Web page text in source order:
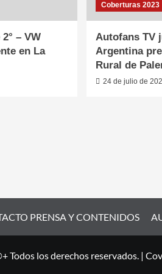
– VW
en La
Coberturas 2023
Autofans TV
Argentina
Rural de
24 de julio de
PRENSA Y CONTENIDOS
Todos los derechos reservados. |